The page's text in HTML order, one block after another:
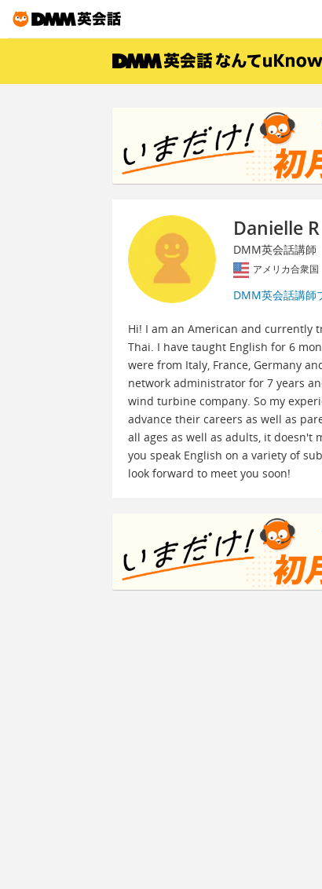
Danielle R
DMM英会話講師
アメリカ合衆国
DMM英会話講師
Hi! I am an American and currently
Thai. I have taught English for 6
were from Italy, France, Germany
network administrator for 7 years
wind turbine company. So my
advance their careers as well as
all ages as well as adults, it doesn't
you speak English on a variety of
look forward to meet you soon!